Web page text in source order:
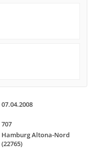
07.04.2008
707
Hamburg Altona-Nord
(22765)